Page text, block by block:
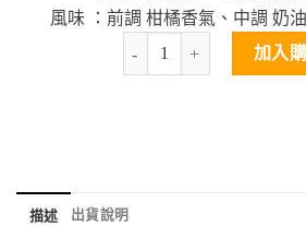
風味 ：前調 柑橘香氣、中調 奶
加入
描述 出貨說明